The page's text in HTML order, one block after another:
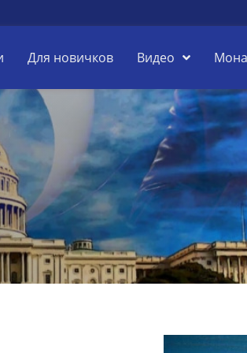
Для новичков Видео